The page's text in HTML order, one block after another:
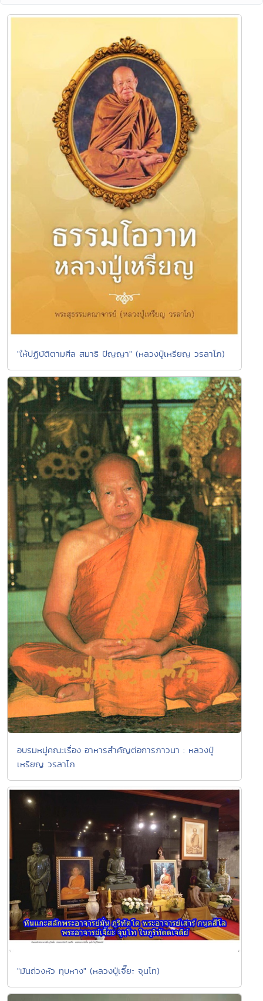
"ให้ปฏิบัติตามศีล สมาธิ ปัญญา" (หลวงปู่เหรียญ วรลาโภ)
อบรมหมู่คณะเรื่อง อาหารสำคัญต่อการภาวนา : หลวงปู่
เหรียญ วรลาโภ
"มันถ่วงหัว ทุบหาง" (หลวงปู่เจี๊ยะ จุนโท)